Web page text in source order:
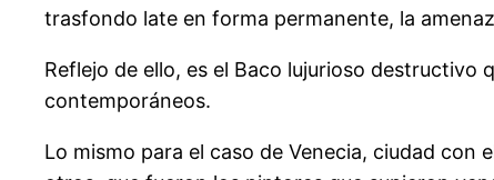
trasfondo late en forma permanente, la
Reflejo de ello, es el Baco lujurioso destructivo
contemporáneos.
Lo mismo para el caso de Venecia, ciudad con